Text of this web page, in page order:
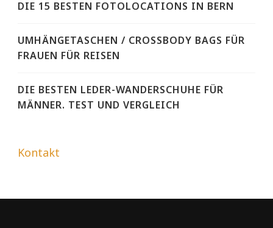
DIE 15 BESTEN FOTOLOCATIONS IN BERN
UMHÄNGETASCHEN / CROSSBODY BAGS FÜR
FRAUEN FÜR REISEN
DIE BESTEN LEDER-WANDERSCHUHE FÜR
MÄNNER. TEST UND VERGLEICH
Kontakt